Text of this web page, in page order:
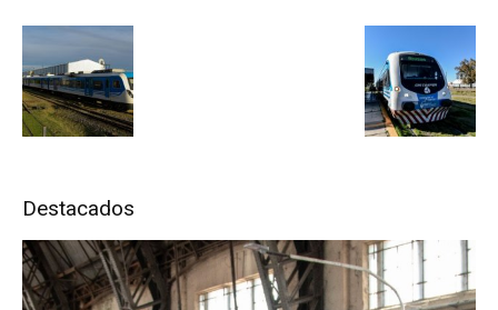
Destacados